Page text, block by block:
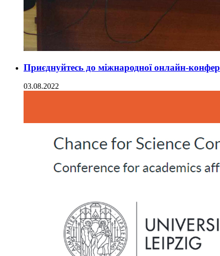
Приєднуйтесь до міжнародної онлайн-
03.08.2022